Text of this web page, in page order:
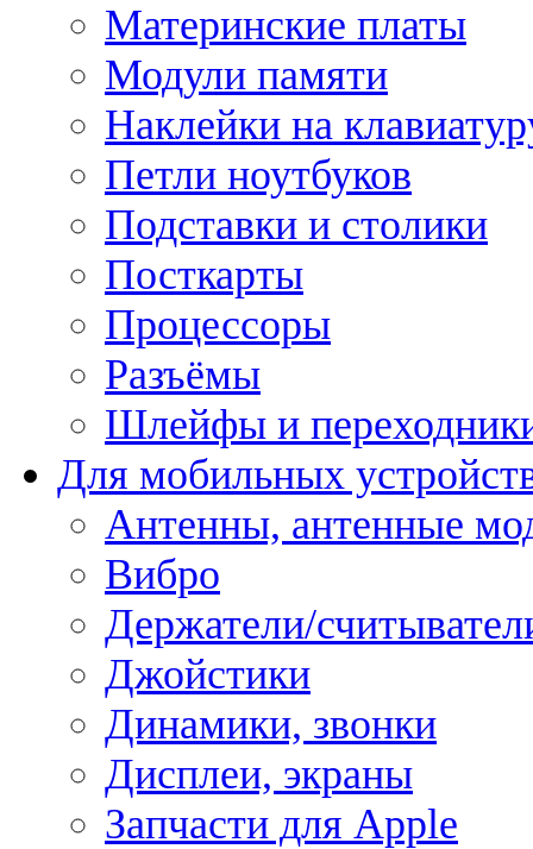
Материнские платы
Модули памяти
Наклейки на
Петли ноутбуков
Подставки и столики
Посткарты
Процессоры
Разъёмы
Шлейфы и
Для мобильных
Антенны, антенные
Вибро
Держатели/
Джойстики
Динамики, звонки
Дисплеи, экраны
Запчасти для Apple